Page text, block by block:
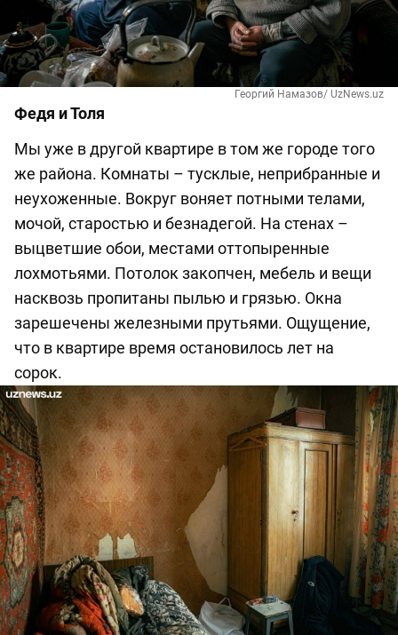
Георгий Намазов/ UzNews.uz
Федя и Толя
Мы уже в другой квартире в том же городе того
же района. Комнаты – тусклые, неприбранные и
неухоженные. Вокруг воняет потными телами,
мочой, старостью и безнадегой. На стенах –
выцветшие обои, местами оттопыренные
лохмотьями. Потолок закопчен, мебель и вещи
насквозь пропитаны пылью и грязью. Окна
зарешечены железными прутьями. Ощущение,
что в квартире время остановилось лет на
сорок.